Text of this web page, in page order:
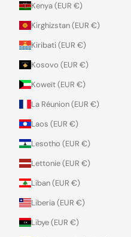
Kenya (EUR €)
Kirghizstan (EUR €)
Kiribati (EUR €)
Kosovo (EUR €)
Koweït (EUR €)
La Réunion (EUR €)
Laos (EUR €)
Lesotho (EUR €)
Lettonie (EUR €)
Liban (EUR €)
Liberia (EUR €)
Libye (EUR €)